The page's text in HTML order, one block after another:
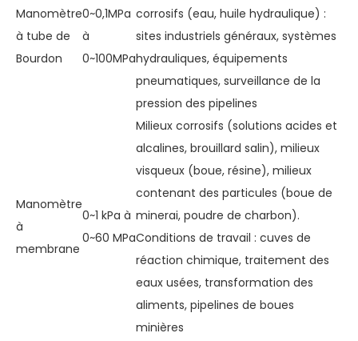
Manomètre
à tube de
Bourdon
0~0,1MPa
à
0~100MPa
corrosifs (eau, huile hydraulique) :
sites industriels généraux, systèmes
hydrauliques, équipements
pneumatiques, surveillance de la
pression des pipelines
Manomètre
à
membrane
0~1 kPa à
0~60 MPa
Milieux corrosifs (solutions acides et
alcalines, brouillard salin), milieux
visqueux (boue, résine), milieux
contenant des particules (boue de
minerai, poudre de charbon).
Conditions de travail : cuves de
réaction chimique, traitement des
eaux usées, transformation des
aliments, pipelines de boues
minières